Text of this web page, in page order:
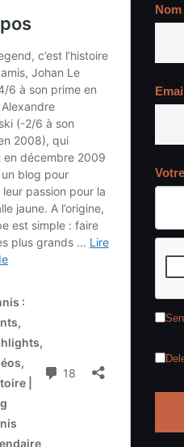
Nom